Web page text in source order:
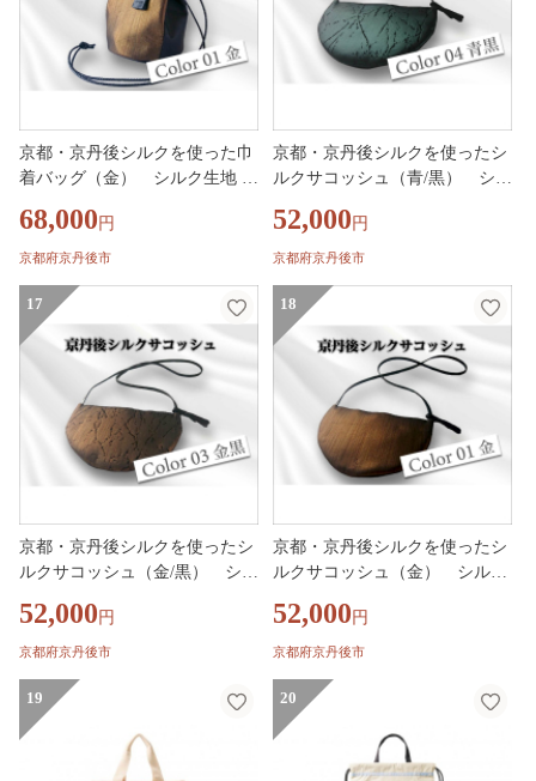
京都・京丹後シルクを使った巾
着バッグ（金） シルク生地 牛
技 しるく 豊岡 鞄 かばん 新生
活 送料無料
68,000 円
京都府京丹後市
京都・京丹後シルクを使ったシ
ルクサコッシュ（青/黒） シル
産業 職人技 しるく 豊岡 鞄 か
ばん 新生活 送料無料
52,000 円
京都府京丹後市
17
京都・京丹後シルクを使ったシ
ルクサコッシュ（金/黒） シル
産業 職人技 しるく 豊岡 鞄 か
ばん 新生活 送料無料
52,000 円
京都府京丹後市
18
京都・京丹後シルクを使ったシ
ルクサコッシュ（金） シルク
業 職人技 しるく 豊岡 鞄 かば
ん 新生活 送料無料
52,000 円
京都府京丹後市
19 20